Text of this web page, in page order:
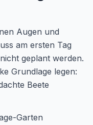
Augen und
am ersten Tag
geplant werden.
Grundlage legen:
Beete
Garten